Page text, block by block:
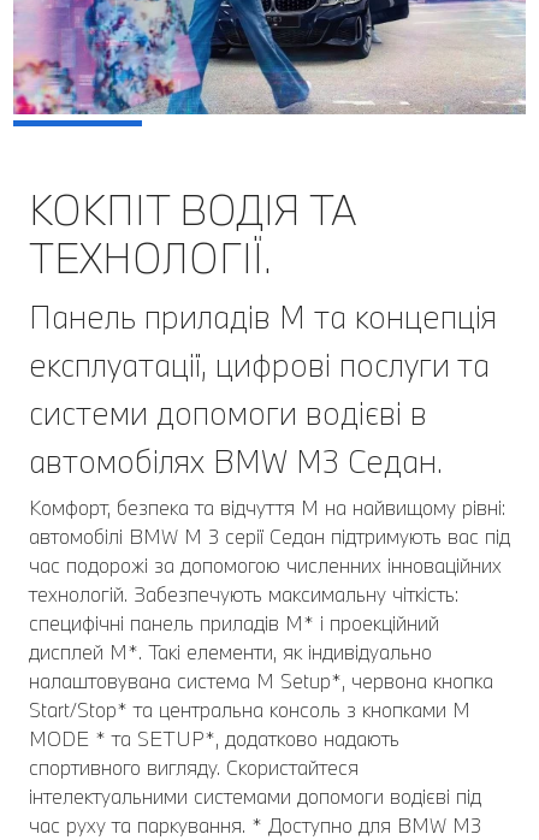
КОКПІТ ВОДІЯ ТА
ТЕХНОЛОГІЇ.
Панель приладів M та концепція
експлуатації, цифрові послуги та
системи допомоги водієві в
автомобілях BMW M3 Седан.
Комфорт, безпека та відчуття M на найвищому рівні:
автомобілі BMW M 3 серії Седан підтримують вас під
час подорожі за допомогою численних інноваційних
технологій. Забезпечують максимальну чіткість:
специфічні панель приладів M* і проекційний
дисплей M*. Такі елементи, як індивідуально
налаштовувана система M Setup*, червона кнопка
Start/Stop* та центральна консоль з кнопками M
MODE * та SETUP*, додатково надають
спортивного вигляду. Скористайтеся
інтелектуальними системами допомоги водієві під
час руху та паркування. * Доступно для BMW M3